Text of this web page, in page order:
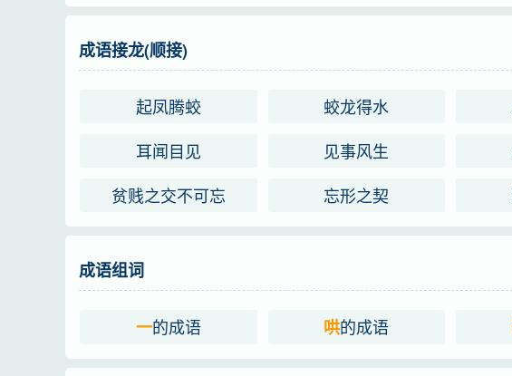
yī
一 哄 而 起
成语接龙(顺接)
起凤腾蛟 蛟龙得水
耳闻目见
见事风生
贫贱之交不可忘
忘形之契
成语组词
一的成语 哄的成语